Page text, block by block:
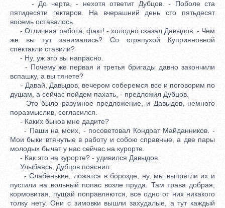
- До черта, - нехотя ответит Дубцов. - Поболе ста
пятидесяти гектаров. На вчерашний день сто пятьдесят
восемь оставалось.
- Отличная работа, факт! - холодно сказал Давыдов. - Чем
же вы тут занимались? Со стряпухой Куприяновной
спектакли ставили?
- Ну, уж это вы напрасно.
- Почему же первая и третья бригады давно закончили
вспашку, а вы тянете?
- Давай, Давыдов, вечером соберемся все и поговорим по
душам, а сейчас пойдем пахать, - предложил Дубцов.
Это было разумное предложение, и Давыдов, немного
поразмыслив, согласился.
- Каких быков мне дадите?
- Паши на моих, - посоветовал Кондрат Майданников. -
Мои быки втянутые в работу и собою справные, а две пары
молодых бычат у нас сейчас на курорте.
- Как это на курорте? - удивился Давыдов.
Улыбаясь, Дубцов пояснил:
- Слабенькие, ложатся в борозде, ну, мы выпрягли их и
пустили на вольный попас возле пруда. Там трава добрая,
кормовитая, пущай поправляются, все одно от них никакого
толку нету. Они с зимовки вышли захудалые, а тут каждый